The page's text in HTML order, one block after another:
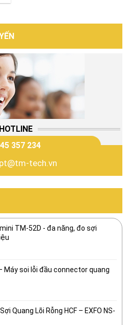
HOTLINE
357 234
tech.vn
TM-52D - đa năng, đo sợi
Máy soi lỗi đầu connector quang
Quang Lõi Rỗng HCF – EXFO NS-